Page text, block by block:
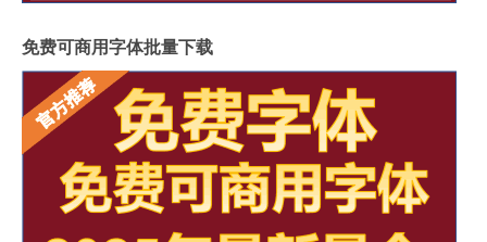
免费可商用字体批量下载